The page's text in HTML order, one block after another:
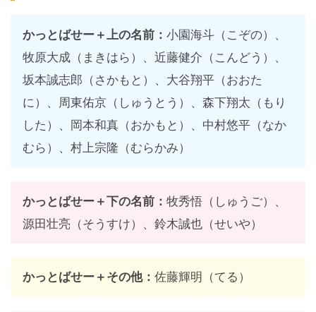
かっとばせー＋上の名前： 小園海斗（こぞの）、
牧原大成（まきはら）、近藤健介（こんどう）、
坂本誠志郎（さかもと）、大谷翔平（おおた
に）、周東佑京（しゅうとう）、森下翔太（もり
した）、岡本和真（おかもと）、中村悠平（なか
むら）、村上宗隆（むらかみ）
かっとばせー＋下の名前： 牧秀悟（しゅうご）、
源田壮亮（そうすけ）、鈴木誠也（せいや）
かっとばせー＋その他： 佐藤輝明（てる）